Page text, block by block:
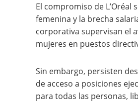
El compromiso de
femenina y la brecha
corporativa supervisan el
mujeres en puestos
Sin embargo, persisten
de acceso a posiciones
para todas las personas,